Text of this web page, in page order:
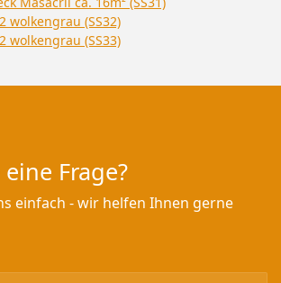
wolkengrau (SS32)
wolkengrau (SS33)
Frage?
einfach - wir helfen Ihnen gerne